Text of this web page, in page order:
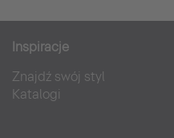
Inspiracje
Znajdź swój styl
Katalogi